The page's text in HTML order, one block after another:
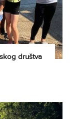
društva